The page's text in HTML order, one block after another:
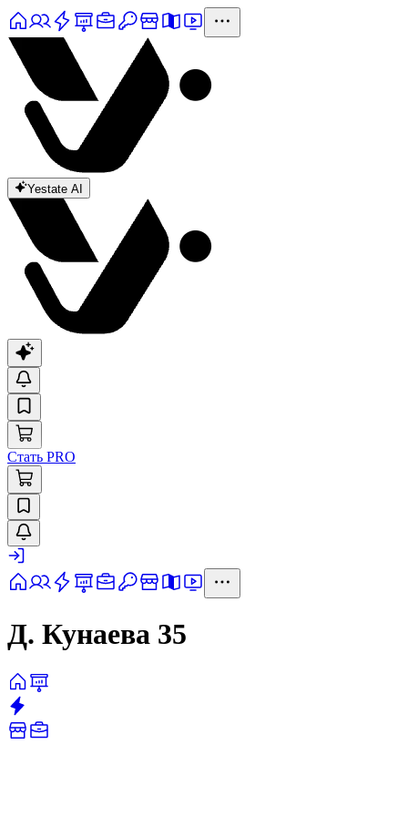
Yestate AI
Стать PRO
Д. Кунаева 35